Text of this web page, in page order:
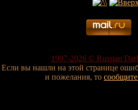
1997-2026 © Russian
Если вы нашли на этой странице
и пожелания, то